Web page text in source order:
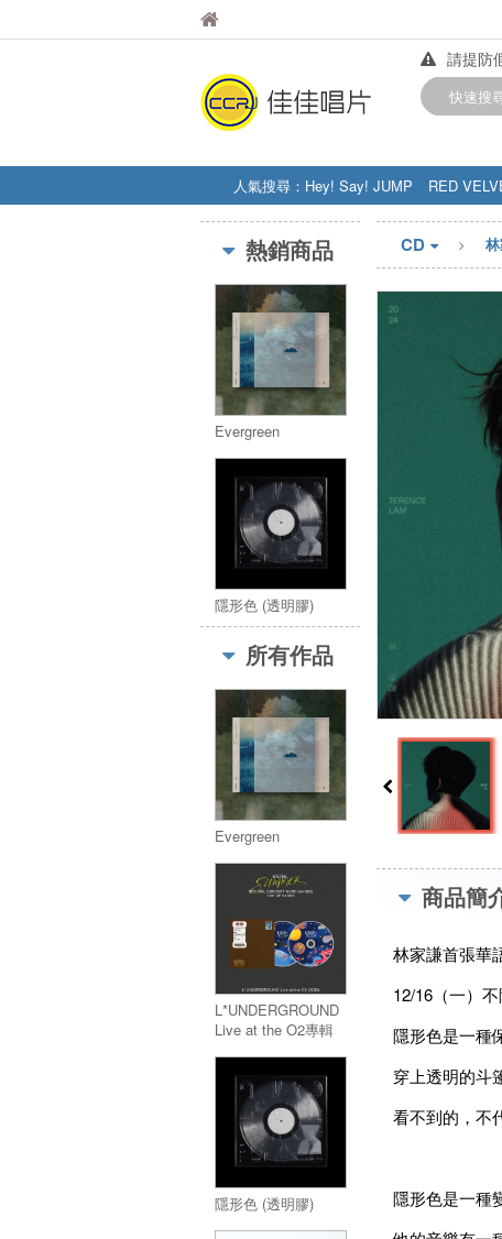
佳佳唱片
請提防
【中華
快速搜
人氣搜尋： Hey! Say! JUMP RED
STRAY KIDS
盧廣仲 周杰伦
熱銷商品
Evergreen
隱形色 (透明膠)
所有作品
Evergreen
L*UNDERGROUND
Live at the O2專輯
隱形色 (透明膠)
CD
商品簡
林家謙首張華
12/16（一）
隱形色是一種
穿上透明的斗
看不到的，不
隱形色是一種